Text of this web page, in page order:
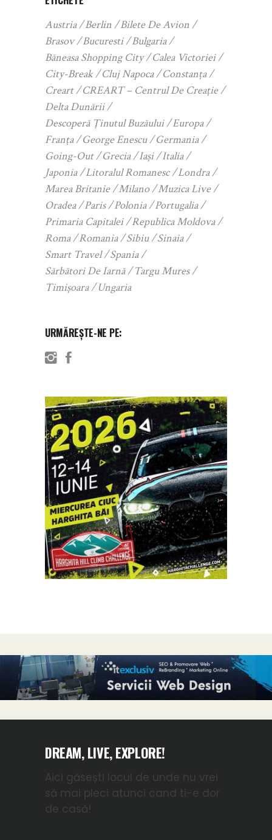
Austria Berlin
Bilete De Avion
Brasov
Bucuresti
Bulgaria
Băneasa Shopping City
Calea Victoriei
City-Break
Cluj Napoca
Constanța
Creart
CREART – Centrul De Creație
Delta Dunării
Descoperă Ținutul Buzăului
Europa
Franța
George Enescu
Germania
Going-Out
Grecia Iași
Italia
Japonia
Litoralul Romanesc
Londra
Marea Britanie
Milano
Muzica Live
Oradea
Paris Polonia
Portugalia
Primaria Capitalei
Republica Moldova
Roma
Romania Sibiu
Sinaia
Smart Travel
Spania
Sărbători De Iarnă
Targu Mures
Timișoara
Ungaria
URMĂREȘTE-NE PE:
DREAM, LIVE, EXPLORE!
Aici găsești locul de unde nu vrei
să mai pleci atunci cand ti-e dor
de casă!